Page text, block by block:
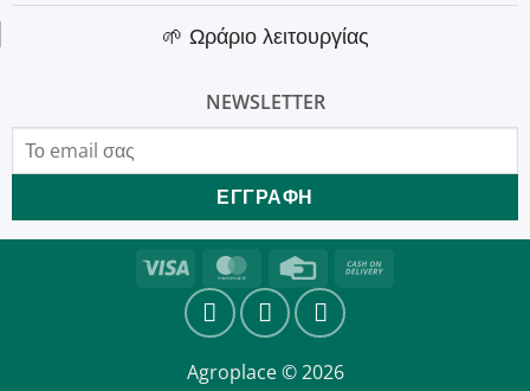
🌱 Ωράριο λειτουργίας
NEWSLETTER
Agroplace © 2026
Visa MasterCard
Credit
Card